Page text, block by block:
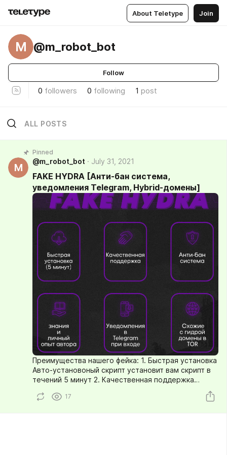
About Teletype Join
M @m_robot_bot
Follow
0 followers 0 following 1 post
ALL POSTS
Pinned
M
@m_robot_bot July 31, 2021
FAKE HYDRA [Анти-бан система,
уведомления Telegram, Hybrid-домены]
Преимущества нашего фейка: 1. Быстрая установка
Авто-установоный скрипт установит вам скрипт в
течений 5 минут 2. Качественная поддержка
Быстрые и развёрнутые ответы на ваши вопросы 3.
Анти-бан система Каждый аккаунт имеет свою
17